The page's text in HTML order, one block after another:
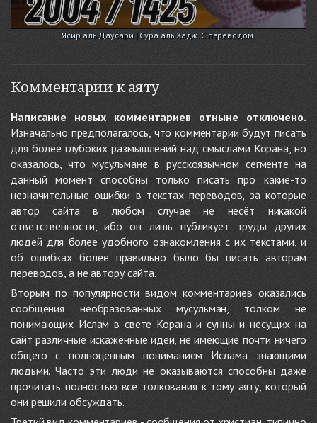
Ясир аль Даусари | Сура аль Хадж. С переводом.
Комментарии к аяту
Написание новых комментариев отныне отключено.
Изначально предполагалось, что комментарии будут писать
для более глубоких размышлений над смыслами Корана, но
оказалось, что мусульмане в русскоязычном сегменте на
данный момент способны только писать про какие-то
незначительные ошибки в текстах переводов, за которые
автор сайта в любом случае не несёт никакой
ответственности, ибо он лишь публикует труды других
людей для более удобного ознакомления с их текстами, и
об ошибках более правильно было бы писать авторам
переводов, а не автору сайта.
Вторым по популярности видом комментариев оказались
сообщения необразованных мусульман, толком не
понимающих Ислам в свете Корана и сунны и несущих на
сайт различные искажённые идеи, не имеющие почти ничего
общего с полноценным пониманием Ислама знающими
людьми. Часто эти люди не оказываются способны даже
прочитать полностью все толкования к тому аяту, который
они решили обсуждать.